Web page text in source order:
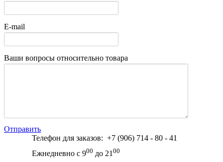
E-mail
Ваши вопросы относительно товара
Отправить
Телефон для заказов: +7 (906) 714 - 80 - 41
Ежнедневно с 900 до 21 00